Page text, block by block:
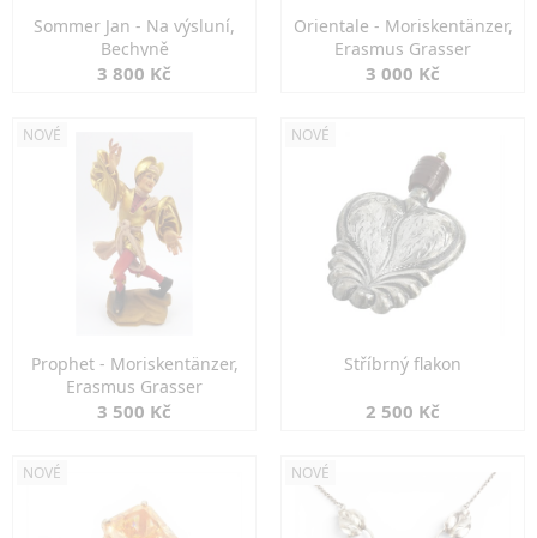
Sommer Jan - Na výsluní,
Bechyně
3 800 Kč
Orientale - Moriskentänzer,
Erasmus Grasser
3 000 Kč
NOVÉ
Prophet - Moriskentänzer,
Erasmus Grasser
3 500 Kč
NOVÉ
Stříbrný flakon
2 500 Kč
NOVÉ NOVÉ